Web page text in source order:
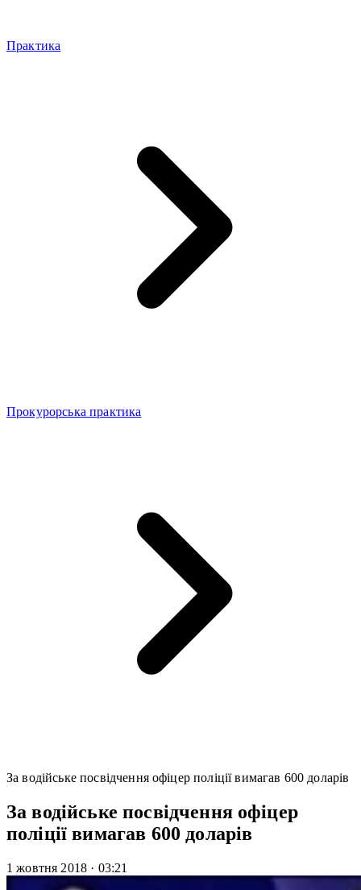
Практика
Прокурорська практика
За водійське посвідчення офіцер поліції вимагав 600 доларів
За водійське посвідчення офіцер
поліції вимагав 600 доларів
1 жовтня 2018 · 03:21